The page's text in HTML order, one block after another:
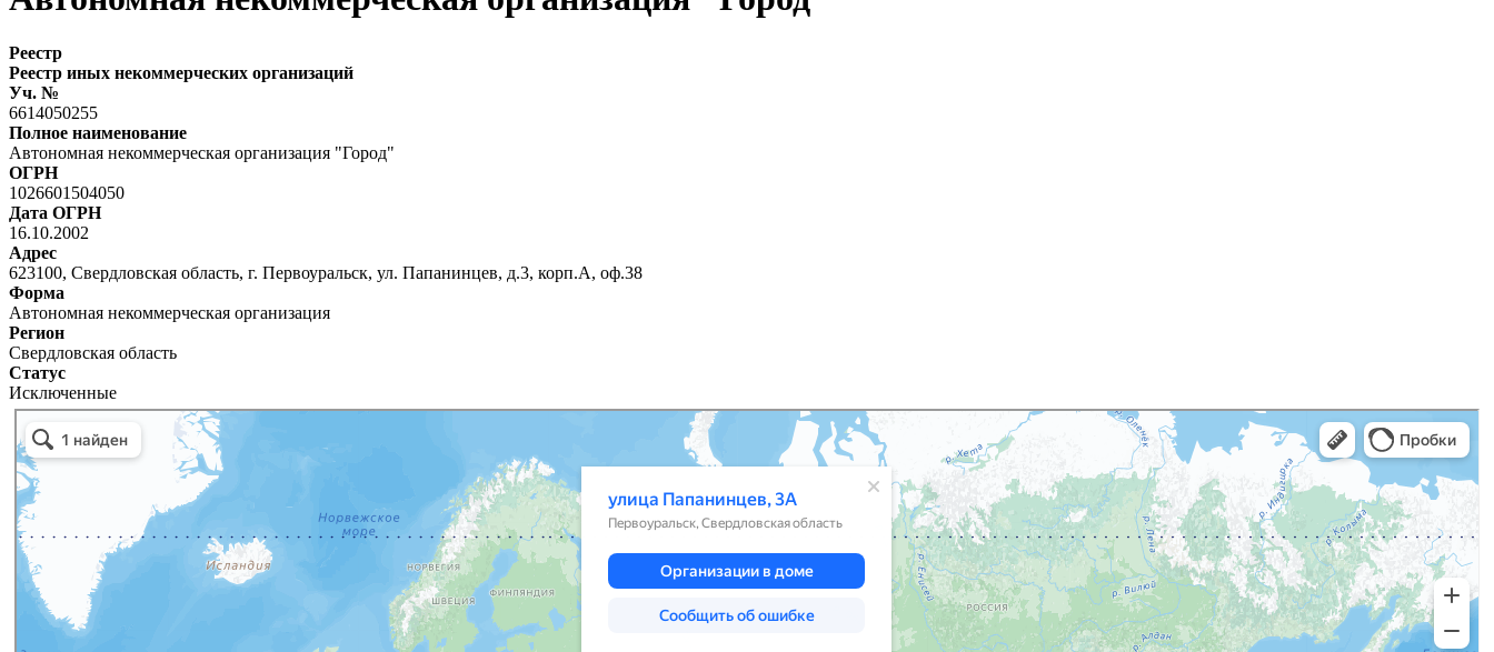
Реестр
Реестр иных некоммерческих организаций
Уч. №
6614050255
Полное наименование
Автономная некоммерческая организация "Город"
ОГРН
1026601504050
Дата ОГРН
16.10.2002
Адрес
623100, Свердловская область, г. Первоуральск, ул. Папанинцев, д.3, корп.А, оф.38
Форма
Автономная некоммерческая организация
Регион
Свердловская область
Статус
Исключенные